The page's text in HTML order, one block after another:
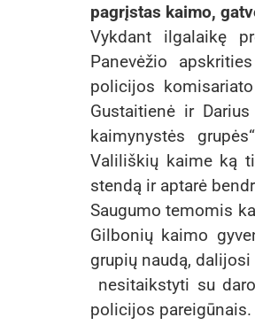
pagrįstas kaimo,
Vykdant ilgalaikę
Panevėžio
policijos
Gustaitienė ir
kaimynystės
Valiliškių kaime ką
stendą ir aptarė
Saugumo temomis
Gilbonių kaimo
grupių naudą,
nesitaikstyti su
policijos pareigūnais.